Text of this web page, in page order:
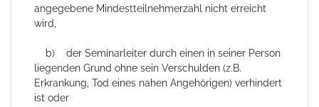
angegebene Mindestteilnehmerzahl nicht erreicht
wird,
b) der Seminarleiter durch einen in seiner Person
liegenden Grund ohne sein Verschulden (z.B.
Erkrankung, Tod eines nahen Angehörigen) verhindert
ist oder